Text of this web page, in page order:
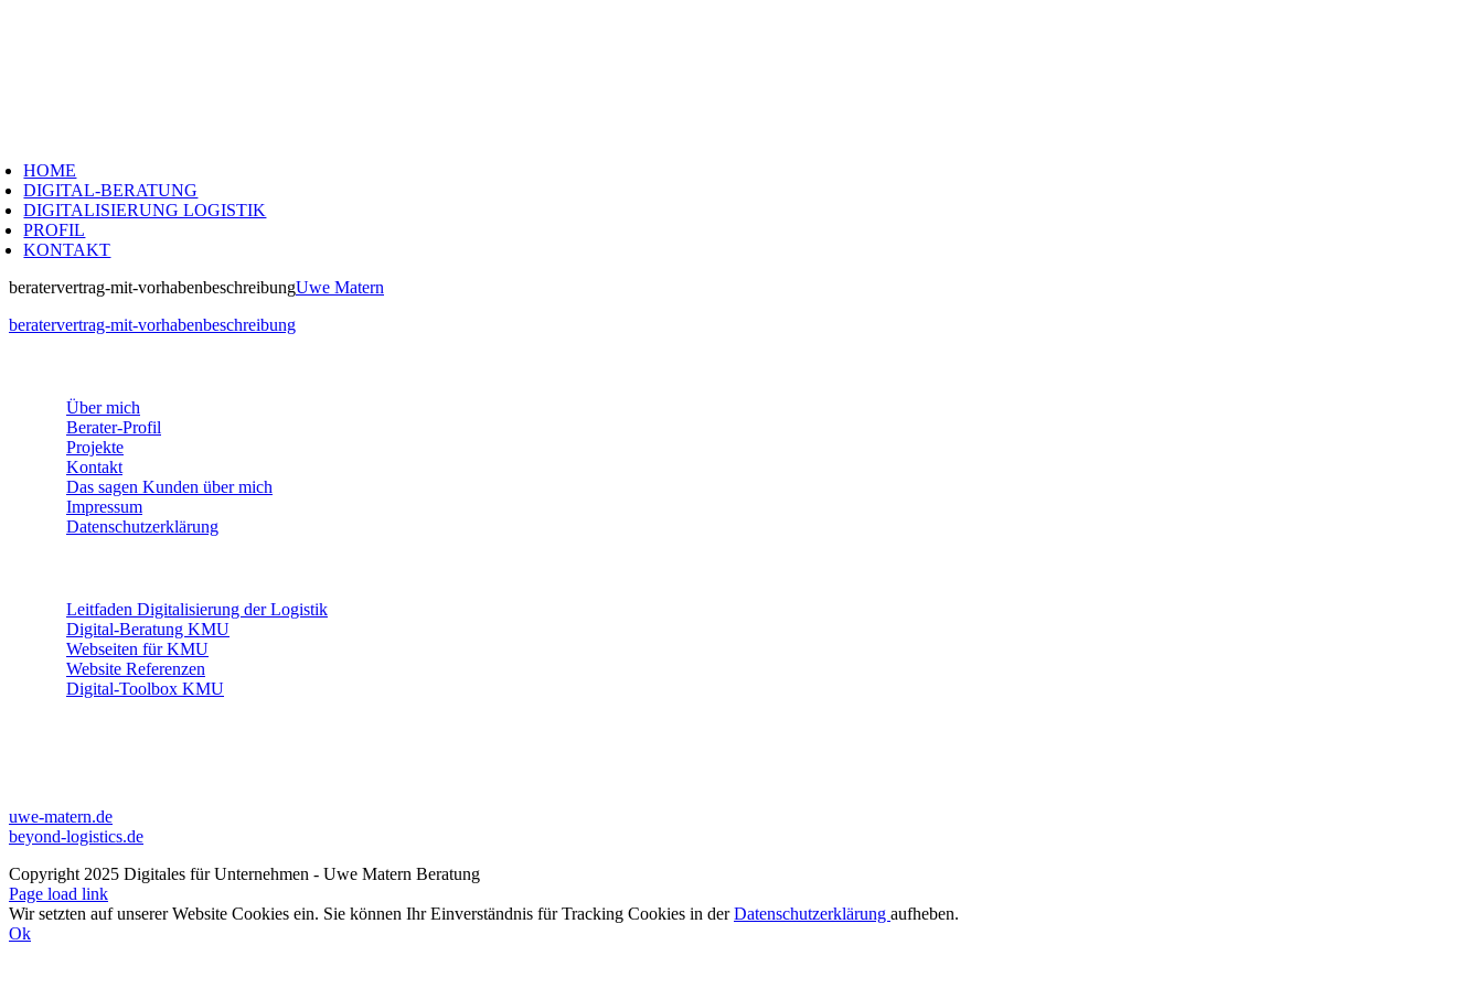
HOME
DIGITAL-BERATUNG
DIGITALISIERUNG LOGISTIK
PROFIL
KONTAKT
beratervertrag-mit-vorhabenbeschreibungUwe Matern
beratervertrag-mit-vorhabenbeschreibung
Über mich
Berater-Profil
Projekte
Kontakt
Das sagen Kunden über mich
Impressum
Datenschutzerklärung
Leitfaden Digitalisierung der Logistik
Digital-Beratung KMU
Webseiten für KMU
Website Referenzen
Digital-Toolbox KMU
uwe-matern.de
beyond-logistics.de
Copyright 2025 Digitales für Unternehmen - Uwe Matern Beratung
Page load link
Wir setzten auf unserer Website Cookies ein. Sie können Ihr Einverständnis für Tracking Cookies in derDatenschutzerklärung aufheben.
Ok